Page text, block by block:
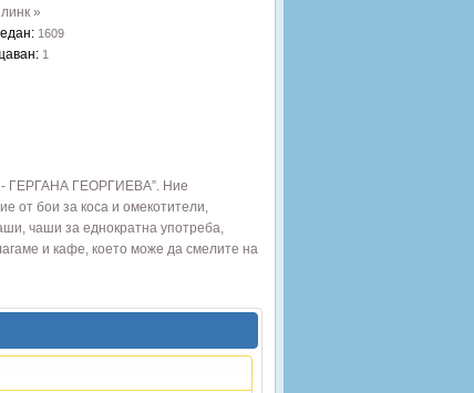
линк »
1609
1
- ГЕРГАНА ГЕОРГИЕВА”. Ние
от бои за коса и омекотители,
чаши за еднократна употреба,
и кафе, което може да смелите на